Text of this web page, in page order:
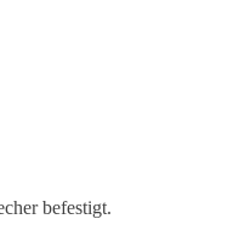
befestigt.